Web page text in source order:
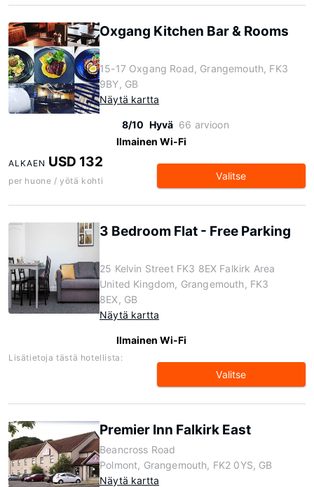
Oxgang Kitchen Bar & Rooms
15-17 Oxgang Road, Grangemouth, FK3
9BY, GB
Näytä kartta
8/10 Hyvä 66 arvioon
Ilmainen Wi-Fi
ALKAEN USD 132
per huone / yötä kohti Valitse
3 Bedroom Flat - Free Parking
25 Kelvin Street FK3 8EX Falkirk Area
United Kingdom, Grangemouth, FK3
8EX, GB
Näytä kartta
Ilmainen Wi-Fi
Lisätietoja tästä hotellista:
Valitse
Premier Inn Falkirk East
Beancross Road
Polmont, Grangemouth, FK2 0YS, GB
Näytä kartta